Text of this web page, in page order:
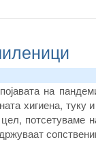
на
хигиена, туку
потсетуваме